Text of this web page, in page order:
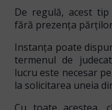
De regulă, acest
fără prezența
Instanța poate
termenul de
lucru este necesar
la solicitarea uneia